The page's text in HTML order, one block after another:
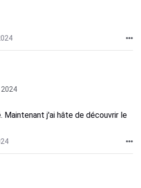
2024
Maintenant j'ai hâte de découvrir le